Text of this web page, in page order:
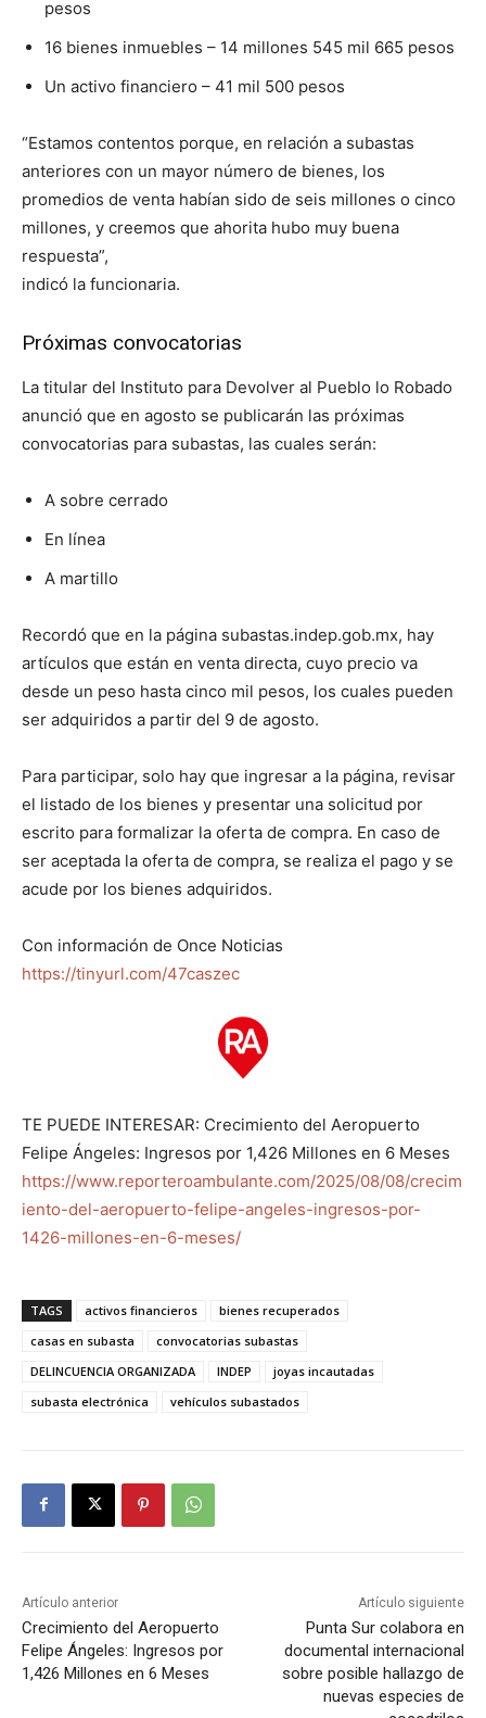
pesos
16 bienes inmuebles – 14 millones 545 mil 665 pesos
Un activo financiero – 41 mil 500 pesos
“Estamos contentos porque, en relación a subastas
anteriores con un mayor número de bienes, los
promedios de venta habían sido de seis millones o cinco
millones, y creemos que ahorita hubo muy buena
respuesta”,
indicó la funcionaria.
Próximas convocatorias
La titular del Instituto para Devolver al Pueblo lo Robado
anunció que en agosto se publicarán las próximas
convocatorias para subastas, las cuales serán:
A sobre cerrado
En línea
A martillo
Recordó que en la página subastas.indep.gob.mx, hay
artículos que están en venta directa, cuyo precio va
desde un peso hasta cinco mil pesos, los cuales pueden
ser adquiridos a partir del 9 de agosto.
Para participar, solo hay que ingresar a la página, revisar
el listado de los bienes y presentar una solicitud por
escrito para formalizar la oferta de compra. En caso de
ser aceptada la oferta de compra, se realiza el pago y se
acude por los bienes adquiridos.
Con información de Once Noticias
https://tinyurl.com/47caszec
TE PUEDE INTERESAR: Crecimiento del Aeropuerto
Felipe Ángeles: Ingresos por 1,426 Millones en 6 Meses
https://www.reporteroambulante.com/2025/08/08/crecim
iento-del-aeropuerto-felipe-angeles-ingresos-por-
1426-millones-en-6-meses/
TAGS activos financieros
bienes recuperados
casas en subasta
convocatorias subastas
DELINCUENCIA ORGANIZADA
INDEP
joyas incautadas
subasta electrónica
vehículos subastados
Artículo anterior
Crecimiento del Aeropuerto
Felipe Ángeles: Ingresos por
1,426 Millones en 6 Meses
Artículo siguiente
Punta Sur colabora en
documental internacional
sobre posible hallazgo de
nuevas especies de